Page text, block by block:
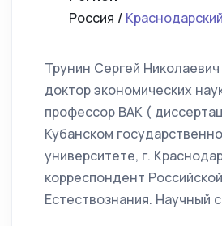
Россия /
Трунин Сергей Николаевич
доктор экономических
профессор ВАК (
Кубанском
университете, г.
корреспондент
Естествознания. Научный